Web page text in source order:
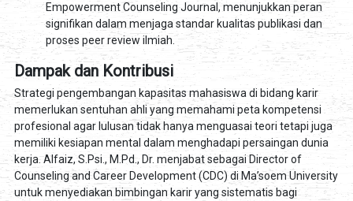
Empowerment Counseling Journal, menunjukkan peran
signifikan dalam menjaga standar kualitas publikasi dan
proses peer review ilmiah.
Dampak dan Kontribusi
Strategi pengembangan kapasitas mahasiswa di bidang karir
memerlukan sentuhan ahli yang memahami peta kompetensi
profesional agar lulusan tidak hanya menguasai teori tetapi juga
memiliki kesiapan mental dalam menghadapi persaingan dunia
kerja. Alfaiz, S.Psi., M.Pd., Dr. menjabat sebagai Director of
Counseling and Career Development (CDC) di Ma’soem University
untuk menyediakan bimbingan karir yang sistematis bagi